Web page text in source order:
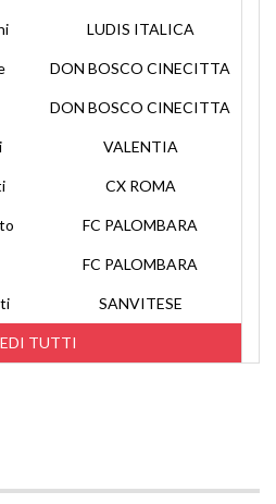
TUTTI
LUDIS ITALICA
DON BOSCO CINECITTA
DON BOSCO CINECITTA
VALENTIA
CX ROMA
FC PALOMBARA
FC PALOMBARA
SANVITESE